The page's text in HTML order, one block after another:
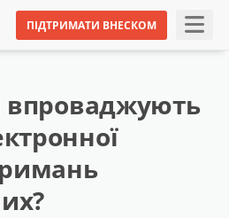
ПІДТРИМАТИ ВНЕСКОМ
впроваджують